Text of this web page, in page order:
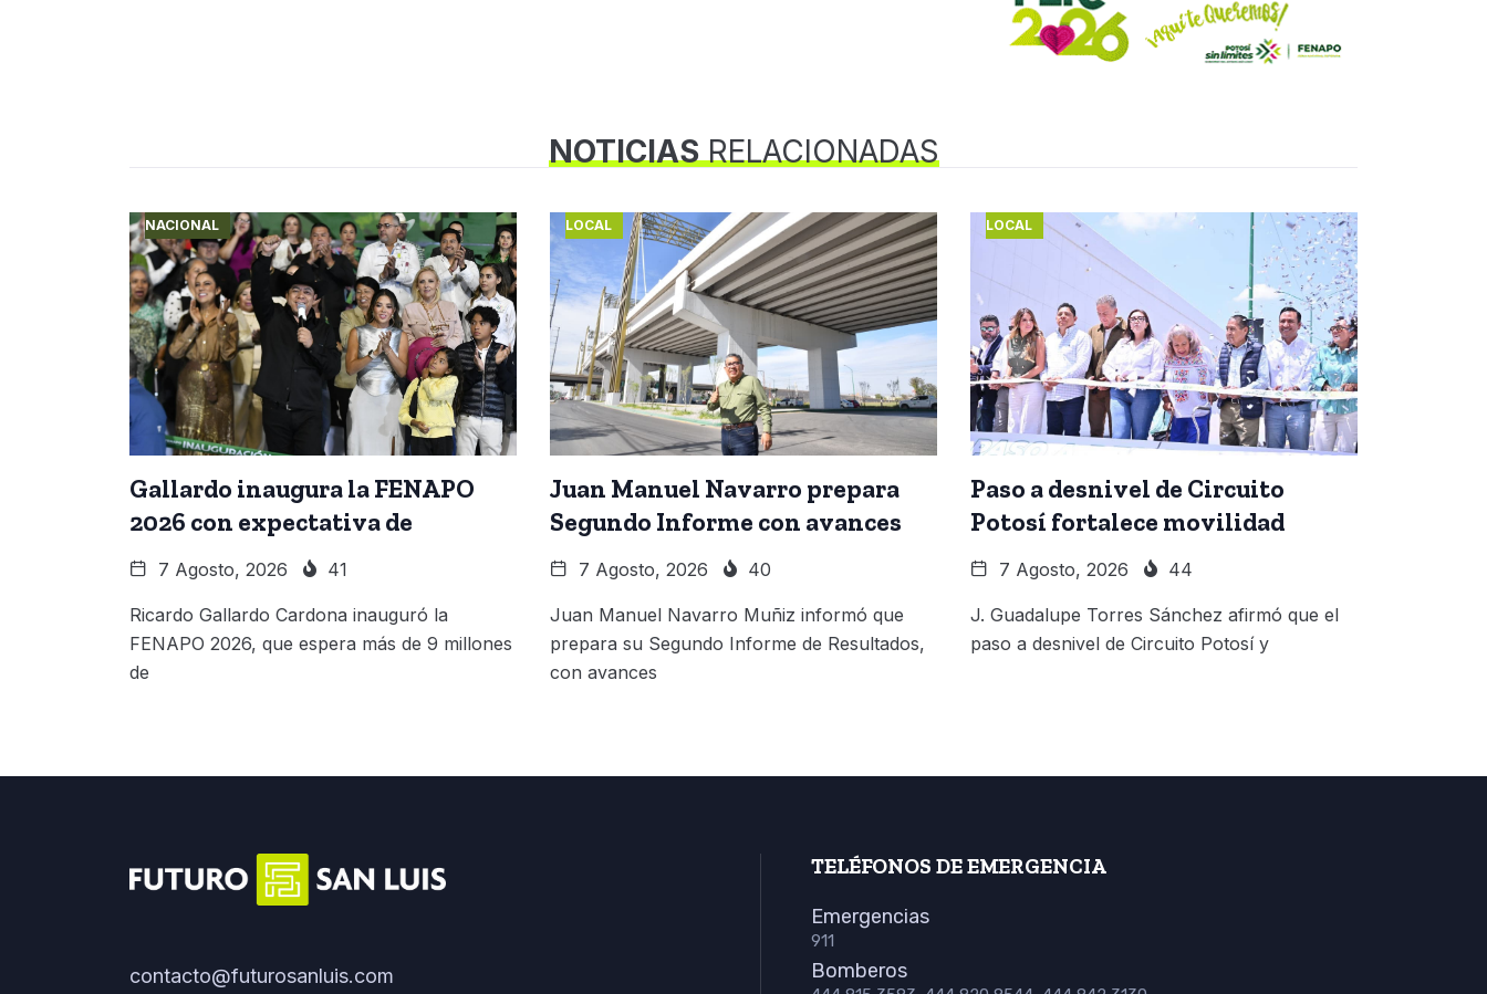
NOTICIASRELACIONADAS
NACIONAL
Gallardo inaugura la FENAPO
2026 con expectativa de
7 Agosto, 2026 41
Ricardo Gallardo Cardona inauguró la
FENAPO 2026, que espera más de 9 millones
de
LOCAL
Juan Manuel Navarro prepara
Segundo Informe con avances
7 Agosto, 2026 40
Juan Manuel Navarro Muñiz informó que
prepara su Segundo Informe de Resultados,
con avances
LOCAL
Paso a desnivel de Circuito
Potosí fortalece movilidad
7 Agosto, 2026 44
J. Guadalupe Torres Sánchez afirmó que el
paso a desnivel de Circuito Potosí y
contacto@futurosanluis.com
TELÉFONOS DE EMERGENCIA
Emergencias
911
Bomberos